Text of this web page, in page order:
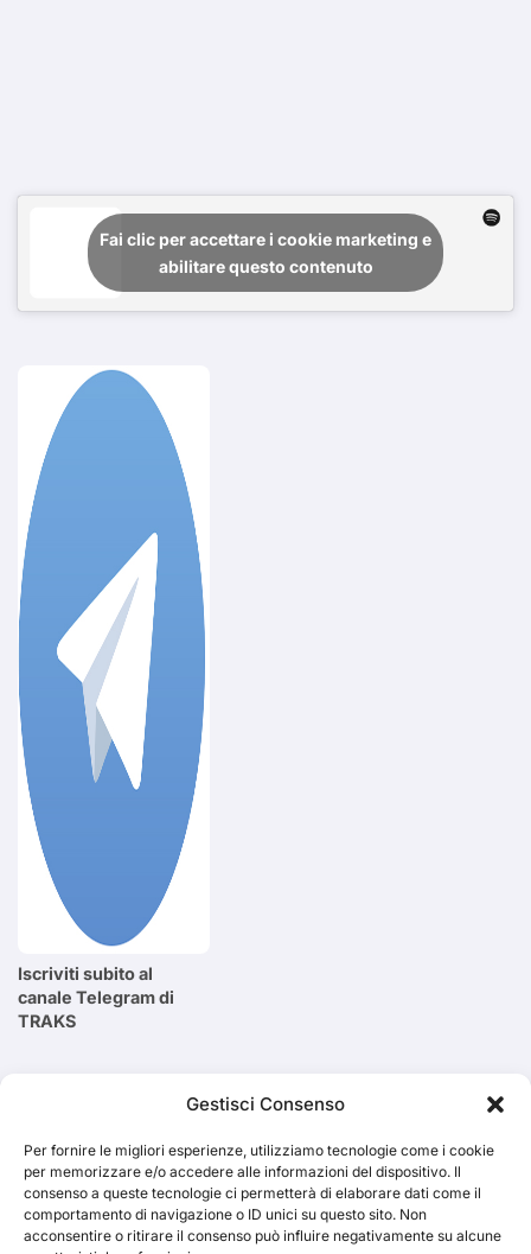
Gestisci Consenso
Per fornire le migliori esperienze, utilizziamo tecnologie come i cookie
per memorizzare e/o accedere alle informazioni del dispositivo. Il
consenso a queste tecnologie ci permetterà di elaborare dati come il
comportamento di navigazione o ID unici su questo sito. Non
acconsentire o ritirare il consenso può influire negativamente su alcune
Fai clic per accettare i cookie marketing e
abilitare questo contenuto
Iscriviti subito al
canale Telegram di
TRAKS
Cerca